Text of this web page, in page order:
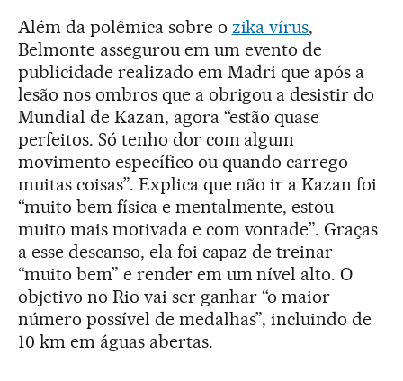
Além da polêmica sobre o zika vírus,
Belmonte assegurou em um evento de
publicidade realizado em Madri que após a
lesão nos ombros que a obrigou a desistir do
Mundial de Kazan, agora “estão quase
perfeitos. Só tenho dor com algum
movimento específico ou quando carrego
muitas coisas”. Explica que não ir a Kazan foi
“muito bem física e mentalmente, estou
muito mais motivada e com vontade”. Graças
a esse descanso, ela foi capaz de treinar
“muito bem” e render em um nível alto. O
objetivo no Rio vai ser ganhar “o maior
número possível de medalhas”, incluindo de
10 km em águas abertas.